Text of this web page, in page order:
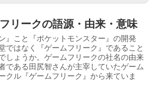
リークの語源・由来・意味
』こと『ポケットモンスター』の開発
ではなく『ゲームフリーク』であること
しょうか。ゲームフリークの社名の由来
である田尻智さんが主宰していたゲーム
クル『ゲームフリーク』から来ていま